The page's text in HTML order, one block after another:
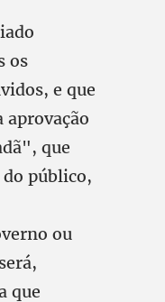
os
e que
aprovação
que
do público,
ou
que